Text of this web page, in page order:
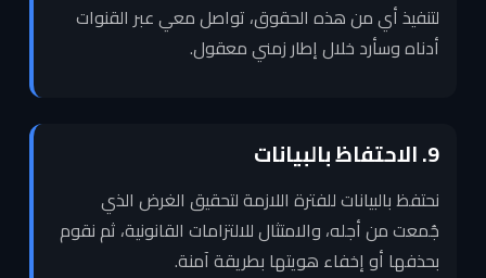
لتنفيذ أي من هذه الحقوق، تواصل معي عبر القنوات
أدناه وسأرد خلال إطار زمني معقول.
9. الاحتفاظ بالبيانات
نحتفظ بالبيانات للفترة اللازمة لتحقيق الغرض الذي
جُمعت من أجله، والامتثال للالتزامات القانونية، ثم نقوم
بحذفها أو إخفاء هويتها بطريقة آمنة.